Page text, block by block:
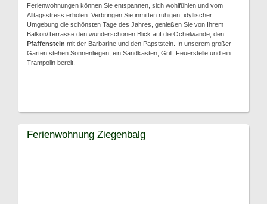
Ferienwohnungen können Sie entspannen, sich wohlfühlen und vom
Alltagsstress erholen. Verbringen Sie inmitten ruhigen, idyllischer
Umgebung die schönsten Tage des Jahres, genießen Sie von Ihrem
Balkon/Terrasse den wunderschönen Blick auf die Ochelwände, den
Pfaffenstein mit der Barbarine und den Papststein. In unserem großer
Garten stehen Sonnenliegen, ein Sandkasten, Grill, Feuerstelle und ein
Trampolin bereit.
Ferienwohnung Ziegenbalg